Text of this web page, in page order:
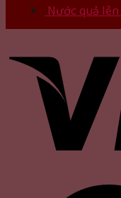
Nước quả